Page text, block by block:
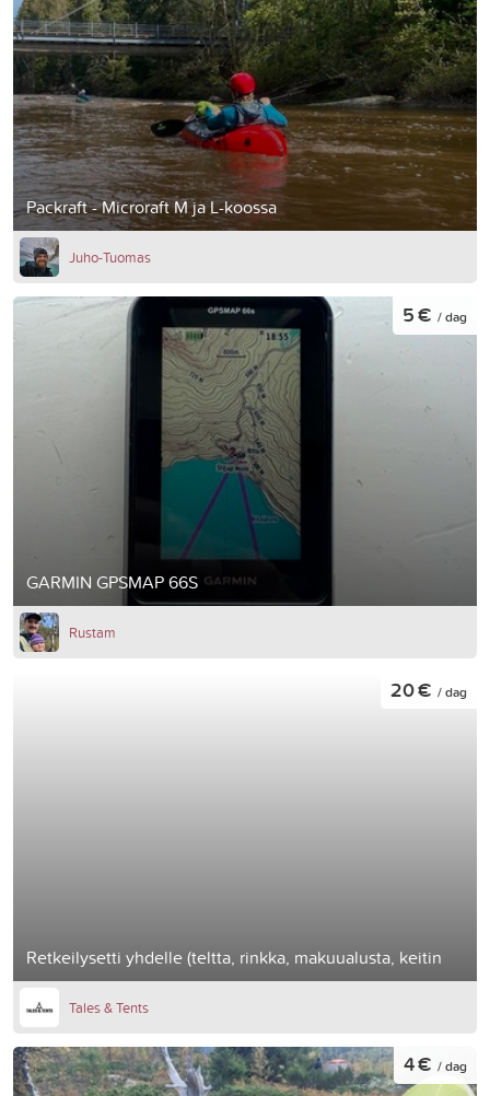
Packraft - Microraft M ja L-koossa
Juho-Tuomas
GARMIN GPSMAP 66S
5 € / dag
Rustam
Retkeilysetti yhdelle (teltta, rinkka, makuualusta, keitin
20 € / dag
Tales & Tents
4 € / dag